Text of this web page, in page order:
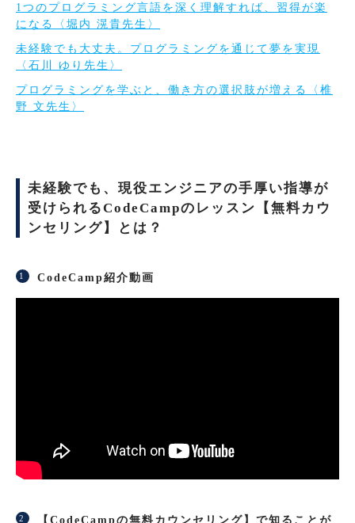
1つのプログラミング言語を深く理解すれば、習得が楽
になる〈堀内 滉貴先生〉
未経験でも大丈夫。プログラミングを通じて夢を実現
〈石川 ゆり先生〉
プログラミングを学ぶと、働き方の選択肢が増える〈椎
野 文先生〉
未経験でも、現役エンジニアの手厚い指導が
受けられるCodeCampのレッスン【無料カウ
ンセリング】とは？
CodeCamp紹介動画
【CodeCampの無料カウンセリング】で知ることが